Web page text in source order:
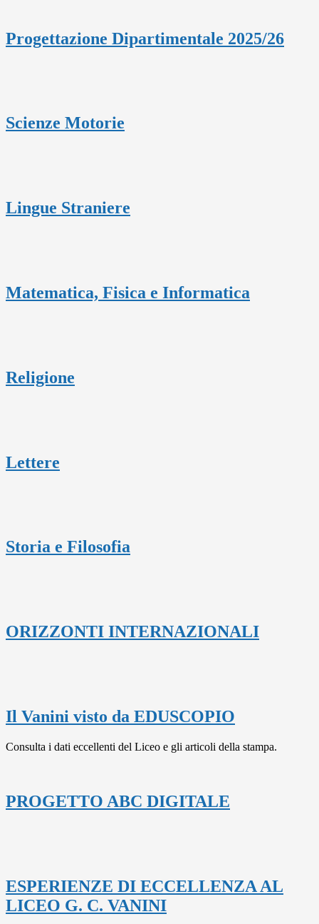
Progettazione Dipartimentale 2025/26
Scienze Motorie
Lingue Straniere
Matematica, Fisica e Informatica
Religione
Lettere
Storia e Filosofia
ORIZZONTI INTERNAZIONALI
Il Vanini visto da EDUSCOPIO
Consulta i dati eccellenti del Liceo e gli articoli della stampa.
PROGETTO ABC DIGITALE
ESPERIENZE DI ECCELLENZA AL
LICEO G. C. VANINI